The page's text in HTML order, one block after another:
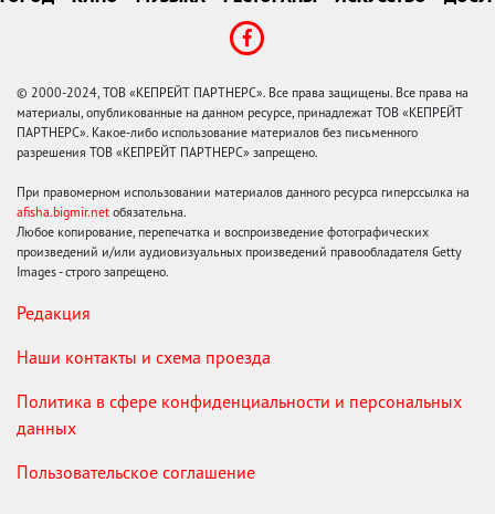
© 2000-2024, ТОВ «КЕПРЕЙТ ПАРТНЕРС». Все права защищены. Все права на
материалы, опубликованные на данном ресурсе, принадлежат ТОВ «КЕПРЕЙТ
ПАРТНЕРС». Какое-либо использование материалов без письменного
разрешения ТОВ «КЕПРЕЙТ ПАРТНЕРС» запрещено.
При правомерном использовании материалов данного ресурса гиперссылка на
afisha.bigmir.net обязательна.
Любое копирование, перепечатка и воспроизведение фотографических
произведений и/или аудиовизуальных произведений правообладателя Getty
Images - строго запрещено.
Редакция
Наши контакты и схема проезда
Политика в сфере конфиденциальности и персональных
данных
Пользовательское соглашение